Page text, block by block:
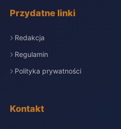
Przydatne linki
Redakcja
Regulamin
Polityka prywatności
Kontakt